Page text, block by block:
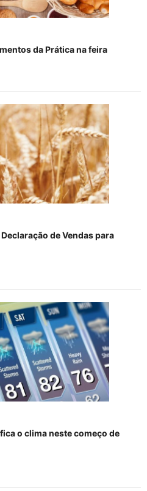
da Prática na feira
de Vendas para
o clima neste começo de